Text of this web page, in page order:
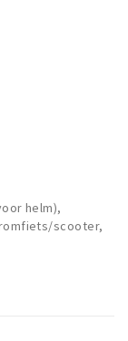
helm),
scooter,